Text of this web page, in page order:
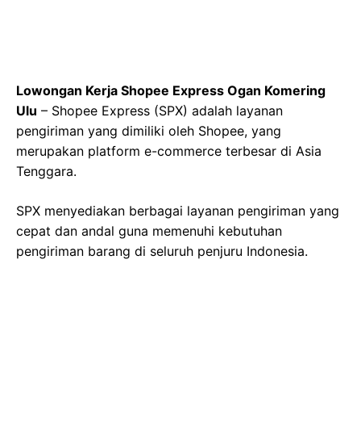
Lowongan Kerja Shopee Express Ogan Komering
Ulu – Shopee Express (SPX) adalah layanan
pengiriman yang dimiliki oleh Shopee, yang
merupakan platform e-commerce terbesar di Asia
Tenggara.
SPX menyediakan berbagai layanan pengiriman yang
cepat dan andal guna memenuhi kebutuhan
pengiriman barang di seluruh penjuru Indonesia.